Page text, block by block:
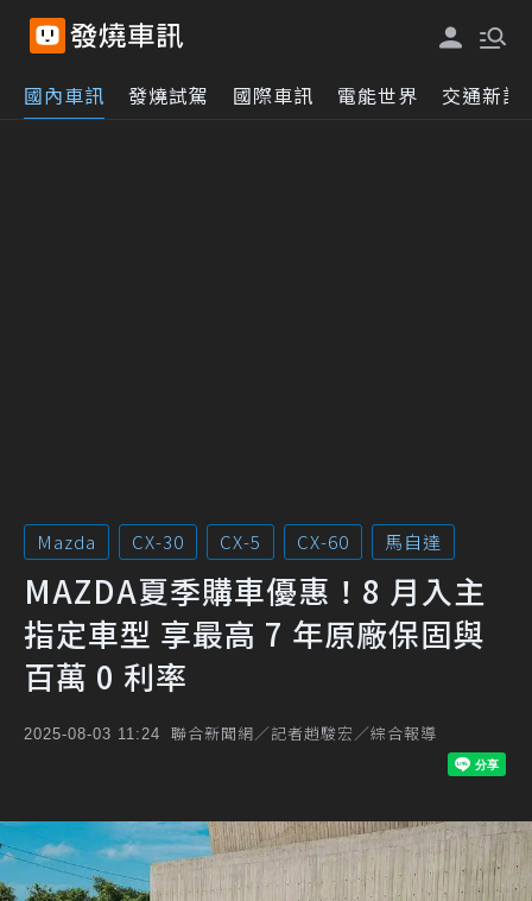
國內車訊 發燒試駕 國際車訊 電能世界 交通新訊
Mazda CX-30 CX-5 CX-60 馬自達
MAZDA夏季購車優惠！8 月入主
指定車型 享最高 7 年原廠保固與
百萬 0 利率
2025-08-03 11:24 聯合新聞網／記者趙駿宏／綜合報導